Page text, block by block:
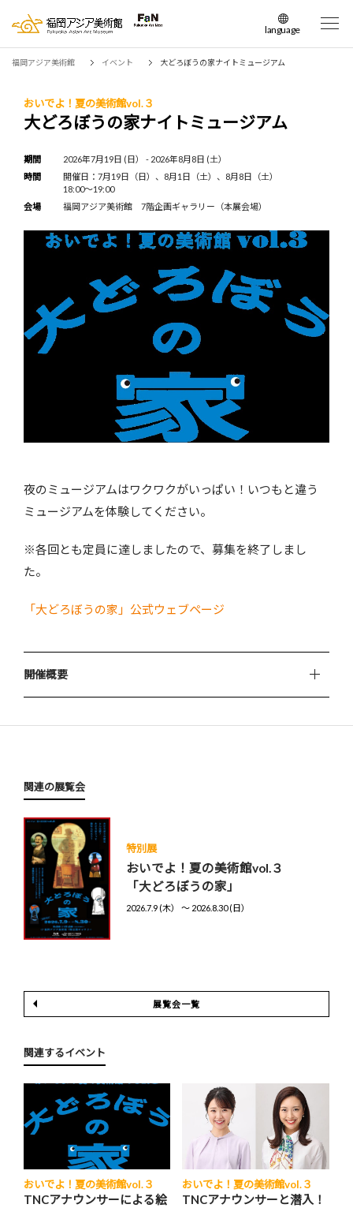
language
日本語
繁体中文
福岡アジア美術館 イベント 大どろぼうの家ナイトミュージアム
おいでよ！夏の美術館vol.３
大どろぼうの家ナイトミュージアム
期間
2026年7月19日 (日） - 2026年8月8日 (土）
時間
開催日：7月19日（日）、8月1日（土）、8月8日（土）
18:00～19:00
会場
福岡アジア美術館 7階企画ギャラリー（本展会場）
夜のミュージアムはワクワクがいっぱい！いつもと違う
ミュージアムを体験してください。
※各回とも定員に達しましたので、募集を終了しまし
た。
「大どろぼうの家」公式ウェブページ
開催概要
関連の展覧会
特別展
おいでよ！夏の美術館vol.３
「大どろぼうの家」
2026.7.9 (木） 〜 2026.8.30 (日）
展覧会一覧
関連するイベント
おいでよ！夏の美術館vol.３
TNCアナウンサーによる絵
おいでよ！夏の美術館vol.３
TNCアナウンサーと潜入！